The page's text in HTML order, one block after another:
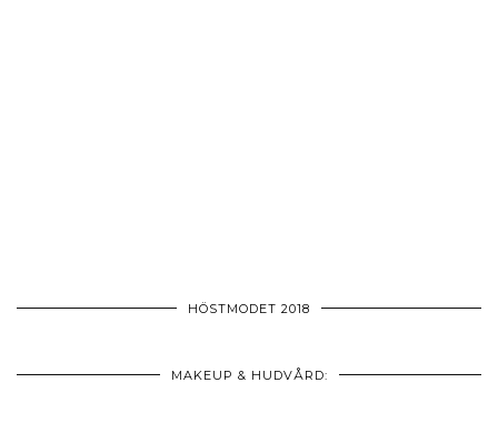
HÖSTMODET 2018
MAKEUP & HUDVÅRD: